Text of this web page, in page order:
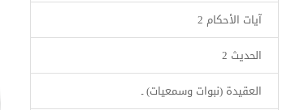
آيات الأحكام 2
الحديث 2
العقيدة (نبوات وسمعيات) ـ